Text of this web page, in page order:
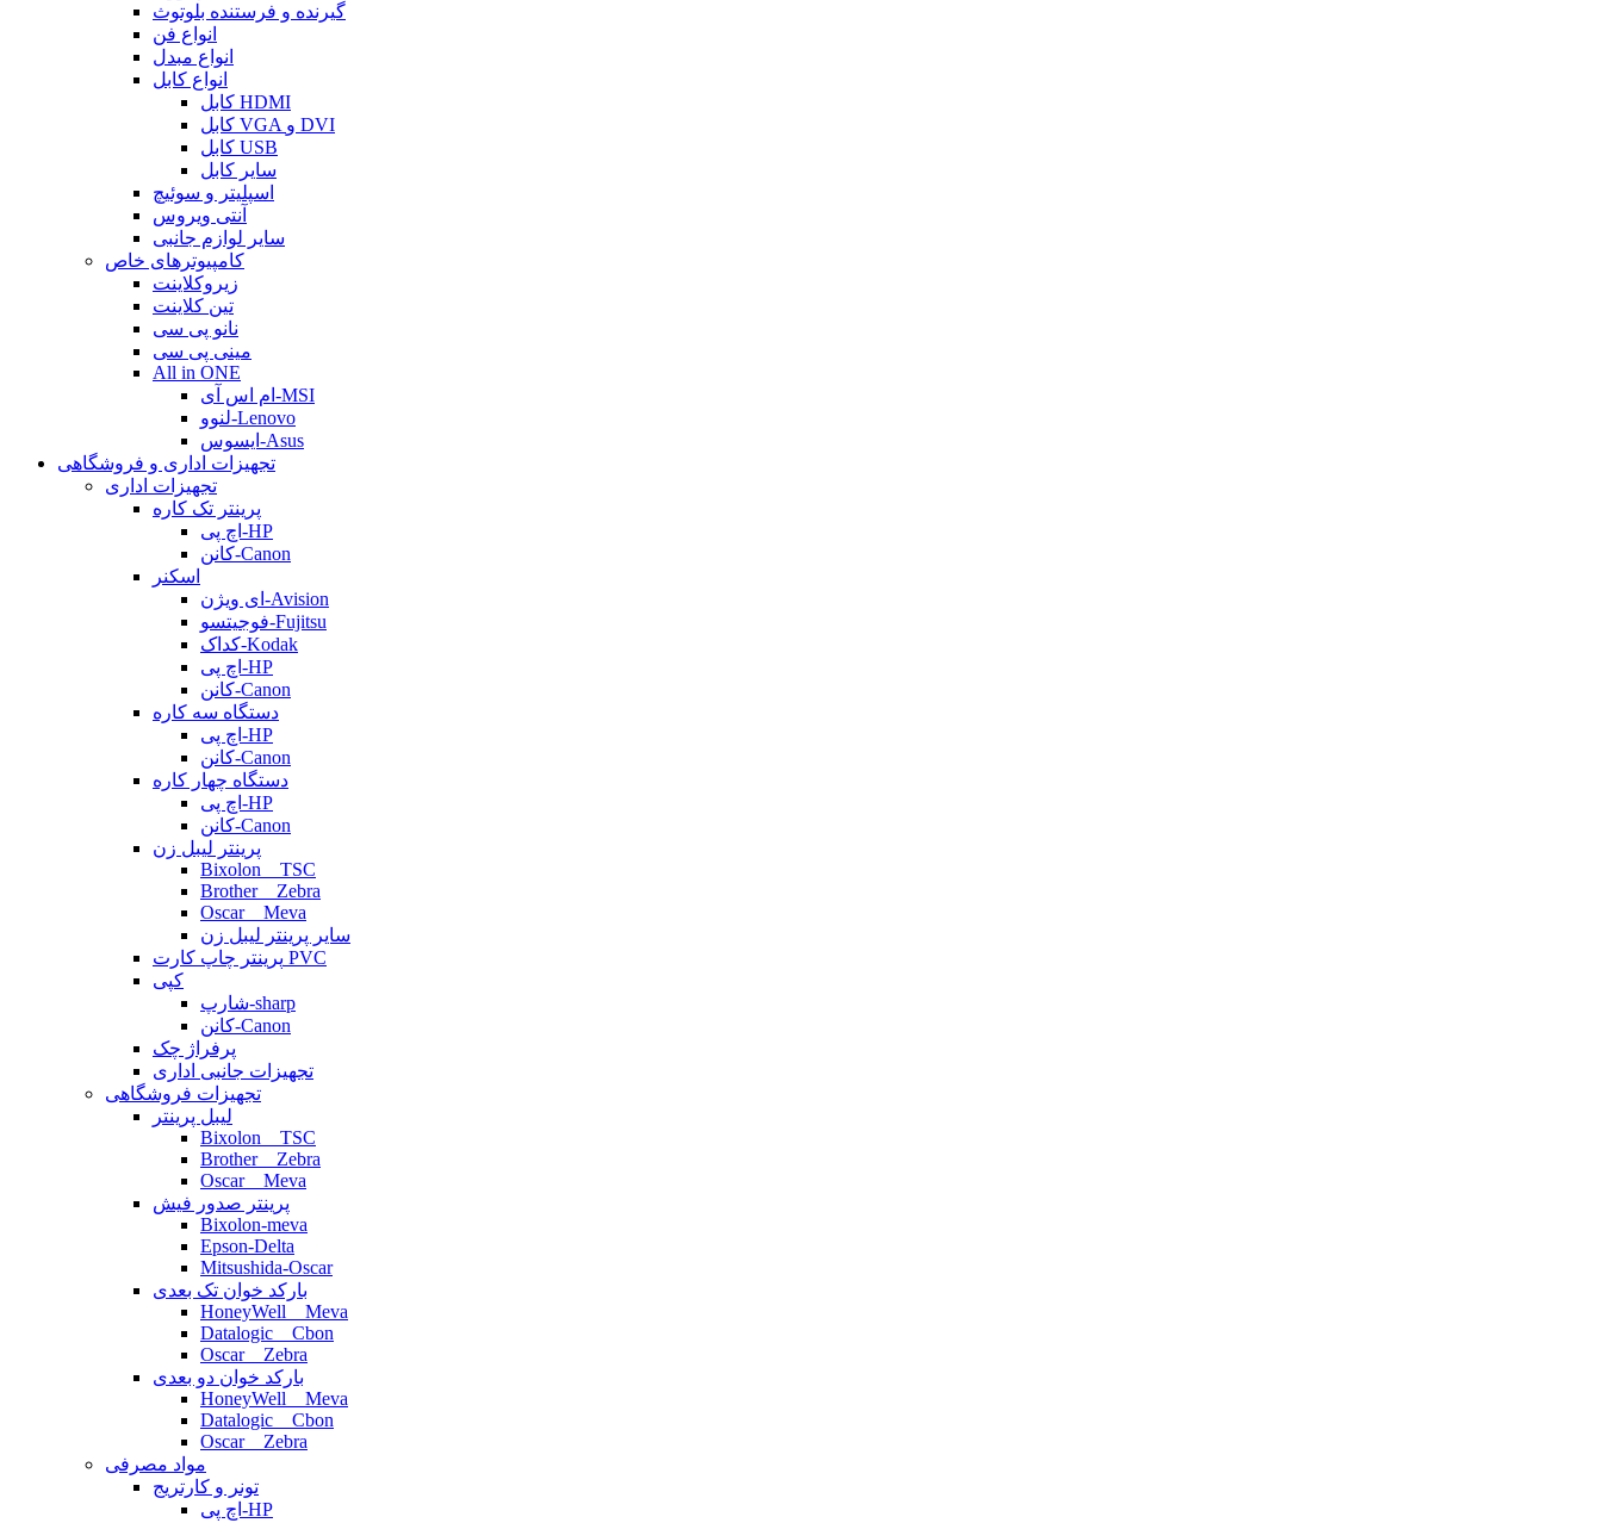
گیرنده و فرستنده بلوتوث
انواع فن
انواع مبدل
انواع کابل
کابل HDMI
کابل VGA و DVI
کابل USB
سایر کابل
اسپلیتر و سوئیچ
آنتی ویروس
سایر لوازم جانبی
کامپیوترهای خاص
زیروکلاینت
تین کلاینت
نانو پی سی
مینی پی سی
All in ONE
ام اس آی-MSI
لنوو-Lenovo
ایسوس-Asus
تجهیزات اداری و فروشگاهی
تجهیزات اداری
پرینتر تک کاره
اچ پی-HP
کانن-Canon
اسکنر
ای ویژن-Avision
فوجیتسو-Fujitsu
کداک-Kodak
اچ پی-HP
کانن-Canon
دستگاه سه کاره
اچ پی-HP
کانن-Canon
دستگاه چهار کاره
اچ پی-HP
کانن-Canon
پرینتر لیبل زن
Bixolon _ TSC
Brother _ Zebra
Oscar _ Meva
سایر پرینتر لیبل زن
پرینتر چاپ کارت PVC
کپی
شارپ-sharp
کانن-Canon
پرفراژ چک
تجهیزات جانبی اداری
تجهیزات فروشگاهی
لیبل پرینتر
Bixolon _ TSC
Brother _ Zebra
Oscar _ Meva
پرینتر صدور فیش
Bixolon-meva
Epson-Delta
Mitsushida-Oscar
بارکد خوان تک بعدی
HoneyWell _ Meva
Datalogic _ Cbon
Oscar _ Zebra
بارکد خوان دو بعدی
HoneyWell _ Meva
Datalogic _ Cbon
Oscar _ Zebra
مواد مصرفی
تونر و کارتریج
اچ پی-HP